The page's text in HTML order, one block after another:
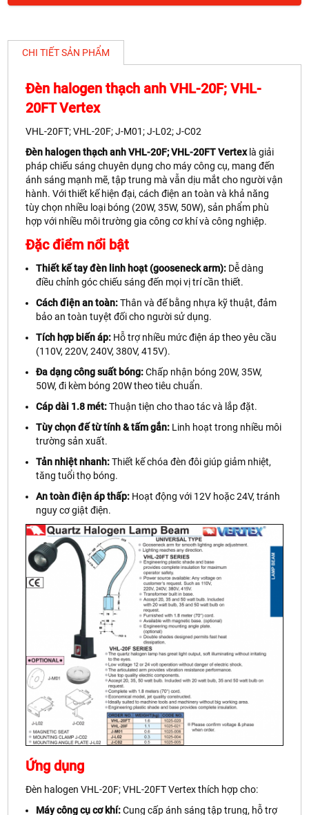
CHI TIẾT SẢN PHẨM
Đèn halogen thạch anh VHL-20F; VHL-
20FT Vertex
VHL-20FT; VHL-20F; J-M01; J-L02; J-C02
Đèn halogen thạch anh VHL-20F; VHL-20FT Vertexlà giải
pháp chiếu sáng chuyên dụng cho máy công cụ, mang đến
ánh sáng mạnh mẽ, tập trung mà vẫn dịu mắt cho người vận
hành. Với thiết kế hiện đại, cách điện an toàn và khả năng
tùy chọn nhiều loại bóng (20W, 35W, 50W), sản phẩm phù
hợp với nhiều môi trường gia công cơ khí và công nghiệp.
Đặc điểm nổi bật
Thiết kế tay đèn linh hoạt (gooseneck arm): Dễ dàng
điều chỉnh góc chiếu sáng đến mọi vị trí cần thiết.
Cách điện an toàn:Thân và đế bằng nhựa kỹ thuật, đảm
bảo an toàn tuyệt đối cho người sử dụng.
Tích hợp biến áp: Hỗ trợ nhiều mức điện áp theo yêu cầu
(110V, 220V, 240V, 380V, 415V).
Đa dạng công suất bóng:Chấp nhận bóng 20W, 35W,
50W, đi kèm bóng 20W theo tiêu chuẩn.
Cáp dài 1.8 mét:Thuận tiện cho thao tác và lắp đặt.
Tùy chọn đế từ tính & tấm gắn: Linh hoạt trong nhiều môi
trường sản xuất.
Tản nhiệt nhanh:Thiết kế chóa đèn đôi giúp giảm nhiệt,
tăng tuổi thọ bóng.
An toàn điện áp thấp: Hoạt động với 12V hoặc 24V, tránh
nguy cơ giật điện.
Ứng dụng
Đèn halogen VHL-20F; VHL-20FT Vertex thích hợp cho:
Máy công cụ cơ khí:Cung cấp ánh sáng tập trung, hỗ trợ